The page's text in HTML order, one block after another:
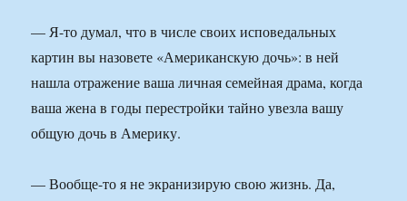
— Я-то думал, что в числе своих исповедальных
картин вы назовете «Американскую дочь»: в ней
нашла отражение ваша личная семейная драма, когда
ваша жена в годы перестройки тайно увезла вашу
общую дочь в Америку.
— Вообще-то я не экранизирую свою жизнь. Да,